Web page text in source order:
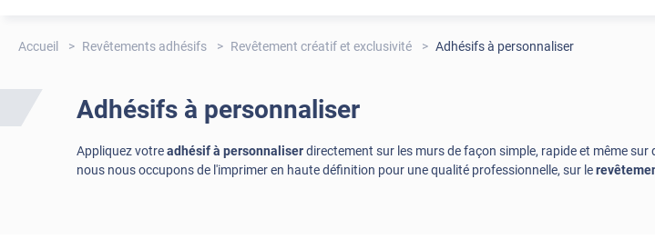
Accueil Revêtements adhésifs Revêtement créatif et exclusivité Adhésifs à personnaliser
Adhésifs à personnaliser
Appliquez votreadhésif à personnaliserdirectement sur les murs de façon simple, rapide et même
nous nous occupons de l'imprimer en haute définition pour une qualité professionnelle, sur le